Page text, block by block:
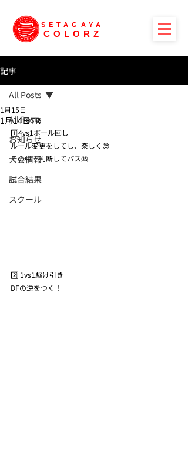
SETAGAYA
COLORZ
記事
All Posts
お知らせ
大会情報
試合結果
スクール
All Posts
1月14日TR
1月15日
1️⃣4vs1ボール回し
ルール変更をしてし、楽しく😌
その中で判断してパス🙅
2️⃣ 1vs1駆け引き
DFの逆をつく！